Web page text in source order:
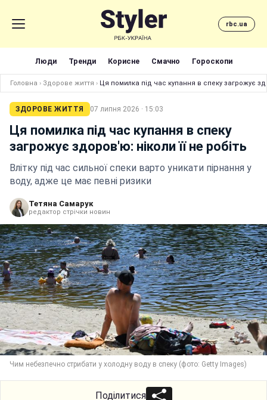
rbc.ua
Люди Тренди Корисне Смачно Гороскопи
Головна › Здорове життя › Ця помилка під час купання в спеку загрожує
ЗДОРОВЕ ЖИТТЯ 07 липня 2026 · 15:03
Ця помилка під час купання в спеку
загрожує здоров'ю: ніколи її не робіть
Влітку під час сильної спеки варто уникати пірнання у
воду, адже це має певні ризики
Тетяна Самарук
редактор стрічки новин
Чим небезпечно стрибати у холодну воду в спеку (фото: Getty Images)
Поділитися